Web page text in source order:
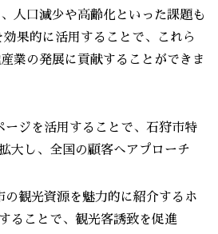
人口減少や高齢化といった課題も
果的に活用することで、これら
業の発展に貢献することができま
ージを活用することで、石狩市特
大し、全国の顧客へアプローチ
の観光資源を魅力的に紹介するホ
ることで、観光客誘致を促進